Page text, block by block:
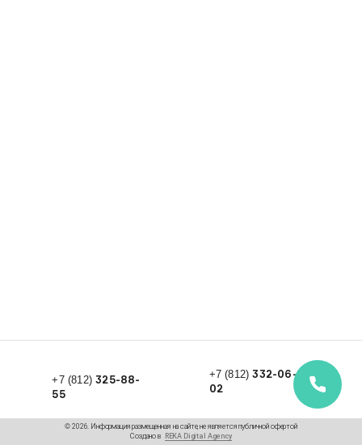
+7 (812)325-88-
55
+7 (812)332-06-
02
© 2026. Информация размещенная на сайте, не является публичной офертой
Создано в
REKA Digital Agency